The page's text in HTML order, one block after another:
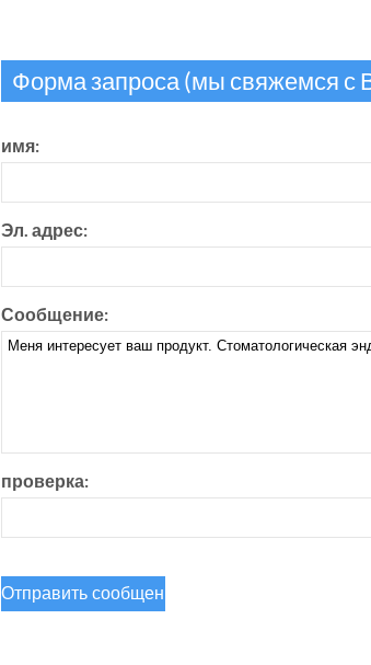
Форма запроса (мы свяжемся с
имя:
Эл. адрес:
Сообщение:
проверка: